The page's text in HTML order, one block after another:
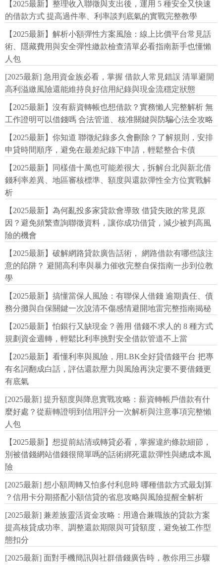
【2025最新】整理收入聯徵與支出後，運用 5 種安全又快速
的借款方式 提高過件率、利率談判底氣的實戰完整教學
【2025最新】解析小額彈性方案風險：線上比價平台常見話
術、隱藏費用與安全彈性繳款檢查清單必看指南新手也懂懶
人包
[2025最新] 急用資金族必看，掌握 借款人常見錯誤 清單避開
高利溢繳風險還能維持良好信用紀錄與現金流穩定狀態
【2025最新】沒有薪資轉帳也想借款？實務懶人完整解析 無
工作證明可以借錢嗎 合法管道、核准關鍵與防騙心法全攻略
【2025最新】你知道 聯徵紀錄多久會刪除？了解規則，安排
申貸時間順序，避免在最差紀錄下申請，輕鬆整合卡債
【2025最新】同樣借十萬也可能差很大，拆解台北與新北借
錢利率差異、地區審核標準、額度與還款彈性全方位實戰解
析
【2025最新】為何亂投多家貸款會導致 借貸失敗的常見原
因？避免頻繁查詢聯徵資料，讓你成功借貸，減少被判高風
險的機會
【2025最新】破解網路貸款廣告話術， 網路借款有哪些該注
意的陷阱？ 避開高利率與暴力催收完整自保指南一步到位教
學
【2025最新】搞懂當保人風險：有聯保人借錢 逾期責任、債
務分攤與自保關鍵一次說清不傷感情避開地雷完整指南揭秘
【2025最新】怕銀行又缺現金？善用 借錢不求人的 8 種方式
規劃資金週轉，輕鬆比利率挑對安全借款管道不上當
【2025最新】看懂利率與風險，用LBK全好貸借錢平台 把專
有名詞翻成白話，評估還款壓力與風險再決定要不要借錢更
有底氣
[2025最新] 提升額度與降息實戰攻略：薪資轉帳戶借款有什
麼好處？從薪轉證明到信用評分一次解析與注意事項完整懶
人包
【2025最新】想提前結清或轉貸必看，掌握違約條款細節，
別被借錢網站借錢很簡單嗎的話術綁死還款彈性與總成本風
險
[2025最新] 想小額周轉又怕多付利息時 哪種借款方式最划算
？信用卡分期搭配小額信貸的省息攻略與風險提醒全解析
[2025最新] 兼差族靈活資金攻略：用適合兼職族的貸款方案
提高核貸成功率、調整還款期限與可貸額度，避免被工作型
態扣分
[2025最新] 面對手機簡訊與社群借錢廣告時，教你用三步驟